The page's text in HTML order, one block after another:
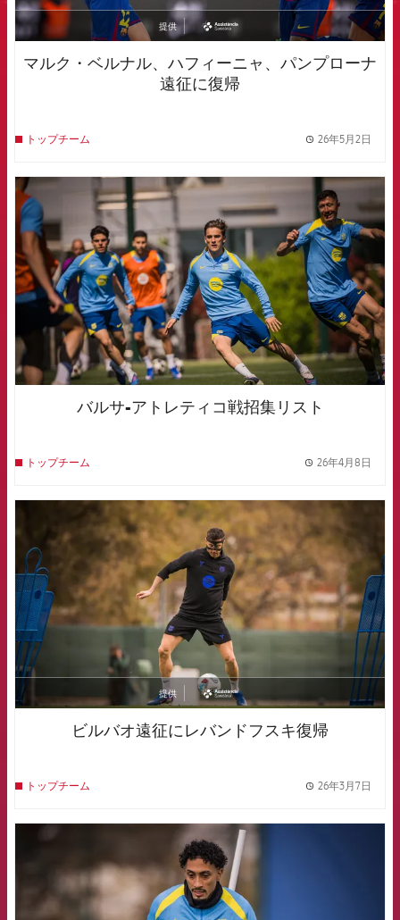
提供
asistencia
マルク・ベルナル、ハフィーニャ、パンプローナ
遠征に復帰
トップチーム 26年5月2日
FCB Barcelona badge
バルサ-アトレティコ戦招集リスト
トップチーム 26年4月8日
FCB Barcelona badge
提供
asistencia
ビルバオ遠征にレバンドフスキ復帰
トップチーム 26年3月7日
FCB Barcelona badge